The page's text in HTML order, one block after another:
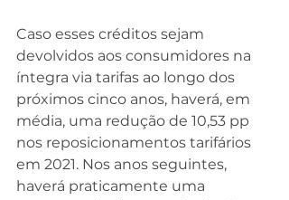
Caso esses créditos sejam
devolvidos aos consumidores na
íntegra via tarifas ao longo dos
próximos cinco anos, haverá, em
média, uma redução de 10,53 pp
nos reposicionamentos tarifários
em 2021. Nos anos seguintes,
haverá praticamente uma